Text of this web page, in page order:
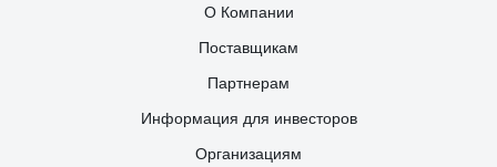
О Компании
Поставщикам
Партнерам
Информация для инвесторов
Организациям